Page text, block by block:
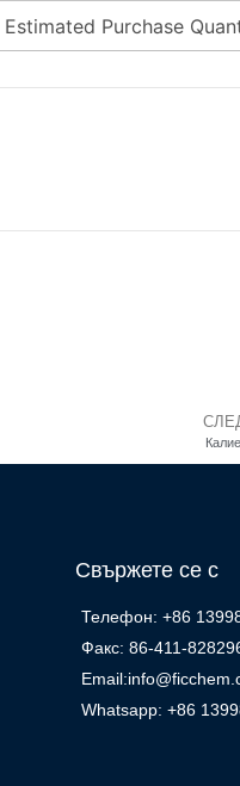
Свържете се с
Телефон: +86
Факс: 86-411-
Whatsapp: +86